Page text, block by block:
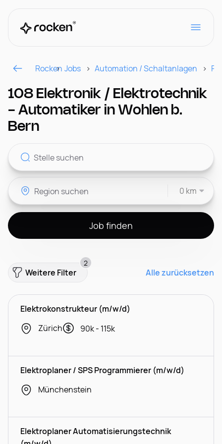
Für Arbeitgeber
Kontakt
Rocken Jobs Automation / Schaltanlagen
108 Elektronik / Elektrotechnik
- Automatiker in Wohlen b.
Bern
0 km
Job finden
Weitere Filter
2
Alle zurücksetzen
Elektrokonstrukteur (m/w/d)
Zürich
90k - 115k
Elektroplaner / SPS Programmierer (m/w/d)
Münchenstein
Elektroplaner Automatisierungstechnik